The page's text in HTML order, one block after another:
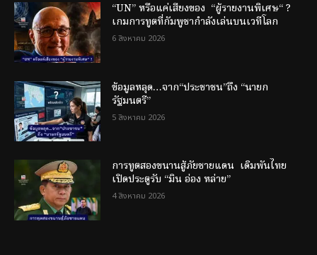
“UN” หรือแค่เสียงของ “ผู้รายงานพิเศษ“ ?
เกมการทูตที่กัมพูชากำลังเล่นบนเวทีโลก
6 สิงหาคม 2026
ข้อมูลหลุด…จาก“ประชาชน”ถึง “นายก
รัฐมนตรี”
5 สิงหาคม 2026
การทูตสองขนานสู้ภัยชายแดน เดิมพันไทย
เปิดประตูรับ “มิน อ่อง หล่าย”
4 สิงหาคม 2026